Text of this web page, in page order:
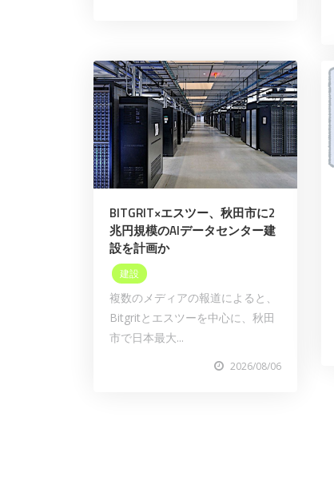
BITGRIT×エスツー、秋田市に2
兆円規模のAIデータセンター建
設を計画か
建設
複数のメディアの報道によると、
Bitgritとエスツーを中心に、秋田
市で日本最大...
2026/08/06